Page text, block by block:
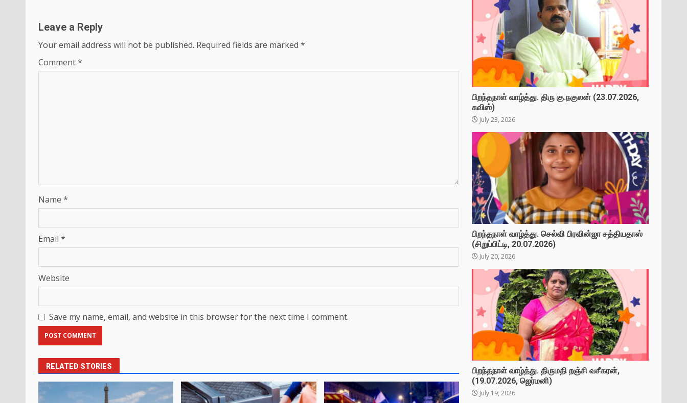
Leave a Reply
Your email address will not be published. Required fields are marked *
Comment*
Name *
Email *
Website
Save my name, email, and website in this browser for the next time I comment.
RELATED STORIES
பிறந்தநாள் வாழ்த்து. திரு கு.நகுலன் (23.07.2026,
சுவிஸ்)
July 23, 2026
பிறந்தநாள் வாழ்த்து. செல்வி பிரவின்ஜா சத்தியதாஸ்
(சிறுப்பிட்டி, 20.07.2026)
July 20, 2026
பிறந்தநாள் வாழ்த்து. திருமதி றஞ்சி வசீகரன்,
(19.07.2026, ஜெர்மனி)
July 19, 2026